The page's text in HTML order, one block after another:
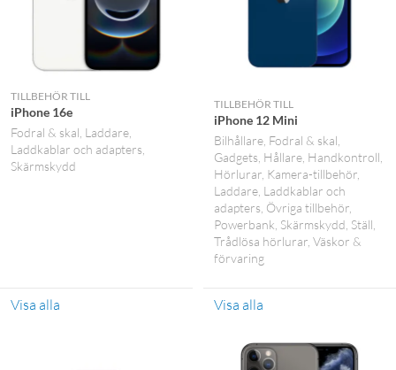
TILLBEHÖR TILL
iPhone 16e
Fodral & skal Laddare
Laddkablar och adapters
Skärmskydd
Visa alla
TILLBEHÖR TILL
iPhone 12 Mini
Bilhållare Fodral & skal
Gadgets Hållare Handkontroll
Hörlurar Kamera-tillbehör
Laddare Laddkablar och
adapters Övriga tillbehör
Powerbank Skärmskydd Ställ
Trådlösa hörlurar Väskor &
förvaring
Visa alla